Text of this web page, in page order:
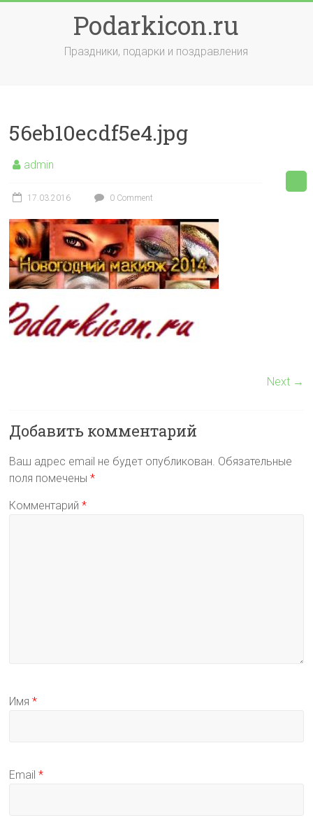
Podarkicon.ru
Праздники, подарки и поздравления
56eb10ecdf5e4.jpg
admin
17.03.2016 0 Comment
Next →
Добавить комментарий
Ваш адрес email не будет опубликован. Обязательные
поля помечены*
Комментарий*
Имя*
Email*